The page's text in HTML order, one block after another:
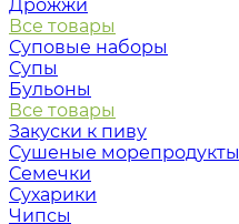
Дрожжи
Все товары
Суповые наборы
Супы
Бульоны
Все товары
Закуски к пиву
Сушеные морепродукты
Семечки
Сухарики
Чипсы